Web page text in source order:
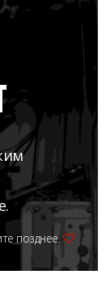
позднее.